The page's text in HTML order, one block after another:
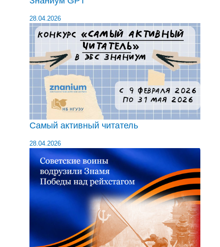
28.04.2026
Самый активный читатель
28.04.2026